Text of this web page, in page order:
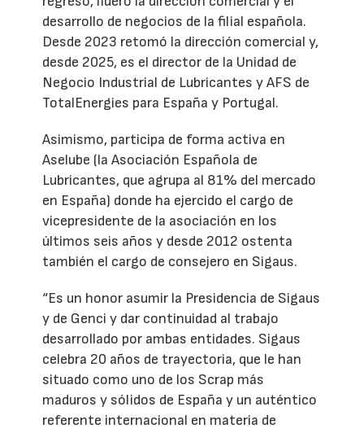
desarrollo de negocios de la filial española.
Desde 2023 retomó la dirección comercial y,
desde 2025, es el director de la Unidad de
Negocio Industrial de Lubricantes y AFS de
TotalEnergies para España y Portugal.
Asimismo, participa de forma activa en
Aselube (la Asociación Española de
Lubricantes, que agrupa al 81% del mercado
en España) donde ha ejercido el cargo de
vicepresidente de la asociación en los
últimos seis años y desde 2012 ostenta
también el cargo de consejero en Sigaus.
“Es un honor asumir la Presidencia de Sigaus
y de Genci y dar continuidad al trabajo
desarrollado por ambas entidades. Sigaus
celebra 20 años de trayectoria, que le han
situado como uno de los Scrap más
maduros y sólidos de España y un auténtico
referente internacional en materia de